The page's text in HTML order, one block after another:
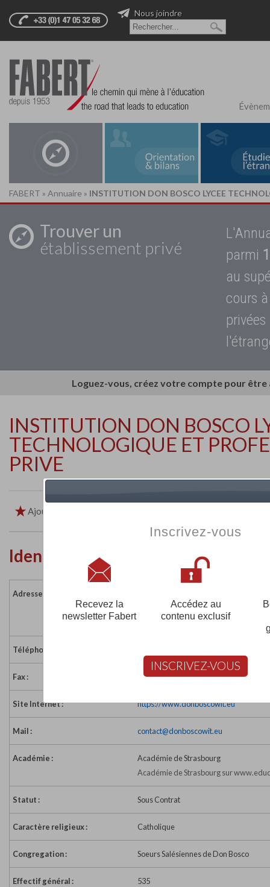
Nous joindre
FABERT » Annuaire » INSTITUTION DON BOSCO LYCEE
Trouver un
établissement privé
parmi
au
cours
Loguez-vous, créez votre compte pour
INSTITUTION DON BOSCO
TECHNOLOGIQUE ET
PRIVE
Ajouter aux favoris
Identité de l'établissement
Adresse :
68272 WITTENHEIM
Téléphone :
Fax : 03 89 53 32 56
Site Internet : https://www.donboscowit.eu
Mail : contact@donboscowit.eu
Académie :
Académie de Strasbourg
Académie de Strasbourg sur
Statut : Sous Contrat
Caractère religieux : Catholique
Congregation : Soeurs Salésiennes de Don Bosco
Effectif général : 535
Inscrivez-vous
Recevez la
newsletter Fabert
Accédez au
contenu exclusif
INSCRIVEZ-VOUS